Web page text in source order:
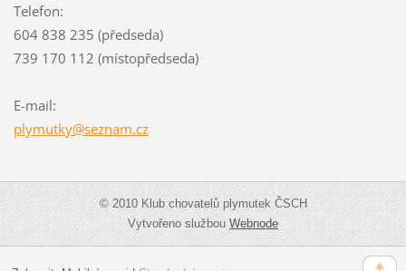
Telefon:
604 838 235 (předseda)
739 170 112 (místopředseda)
E-mail:
plymutky@seznam.cz
© 2010 Klub chovatelů plymutek ČSCH
Vytvořeno službouWebnode